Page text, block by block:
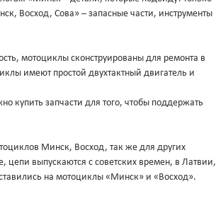
Восход, Сова» – запасные части, инструменты
мотоциклы сконструированы для ремонта в
имеют простой двухтактный двигатель и
купить запчасти для того, чтобы поддержать
Минск, Восход, так же для других
выпускаются с советских времен, в Латвии,
на мотоциклы «Минск» и «Восход».